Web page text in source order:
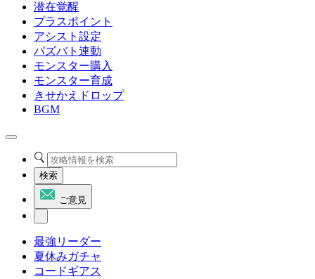
潜在覚醒
プラスポイント
アシスト設定
パズバト連動
モンスター購入
モンスター育成
きせかえドロップ
BGM
検索
ご意見
最強リーダー
夏休みガチャ
コードギアス